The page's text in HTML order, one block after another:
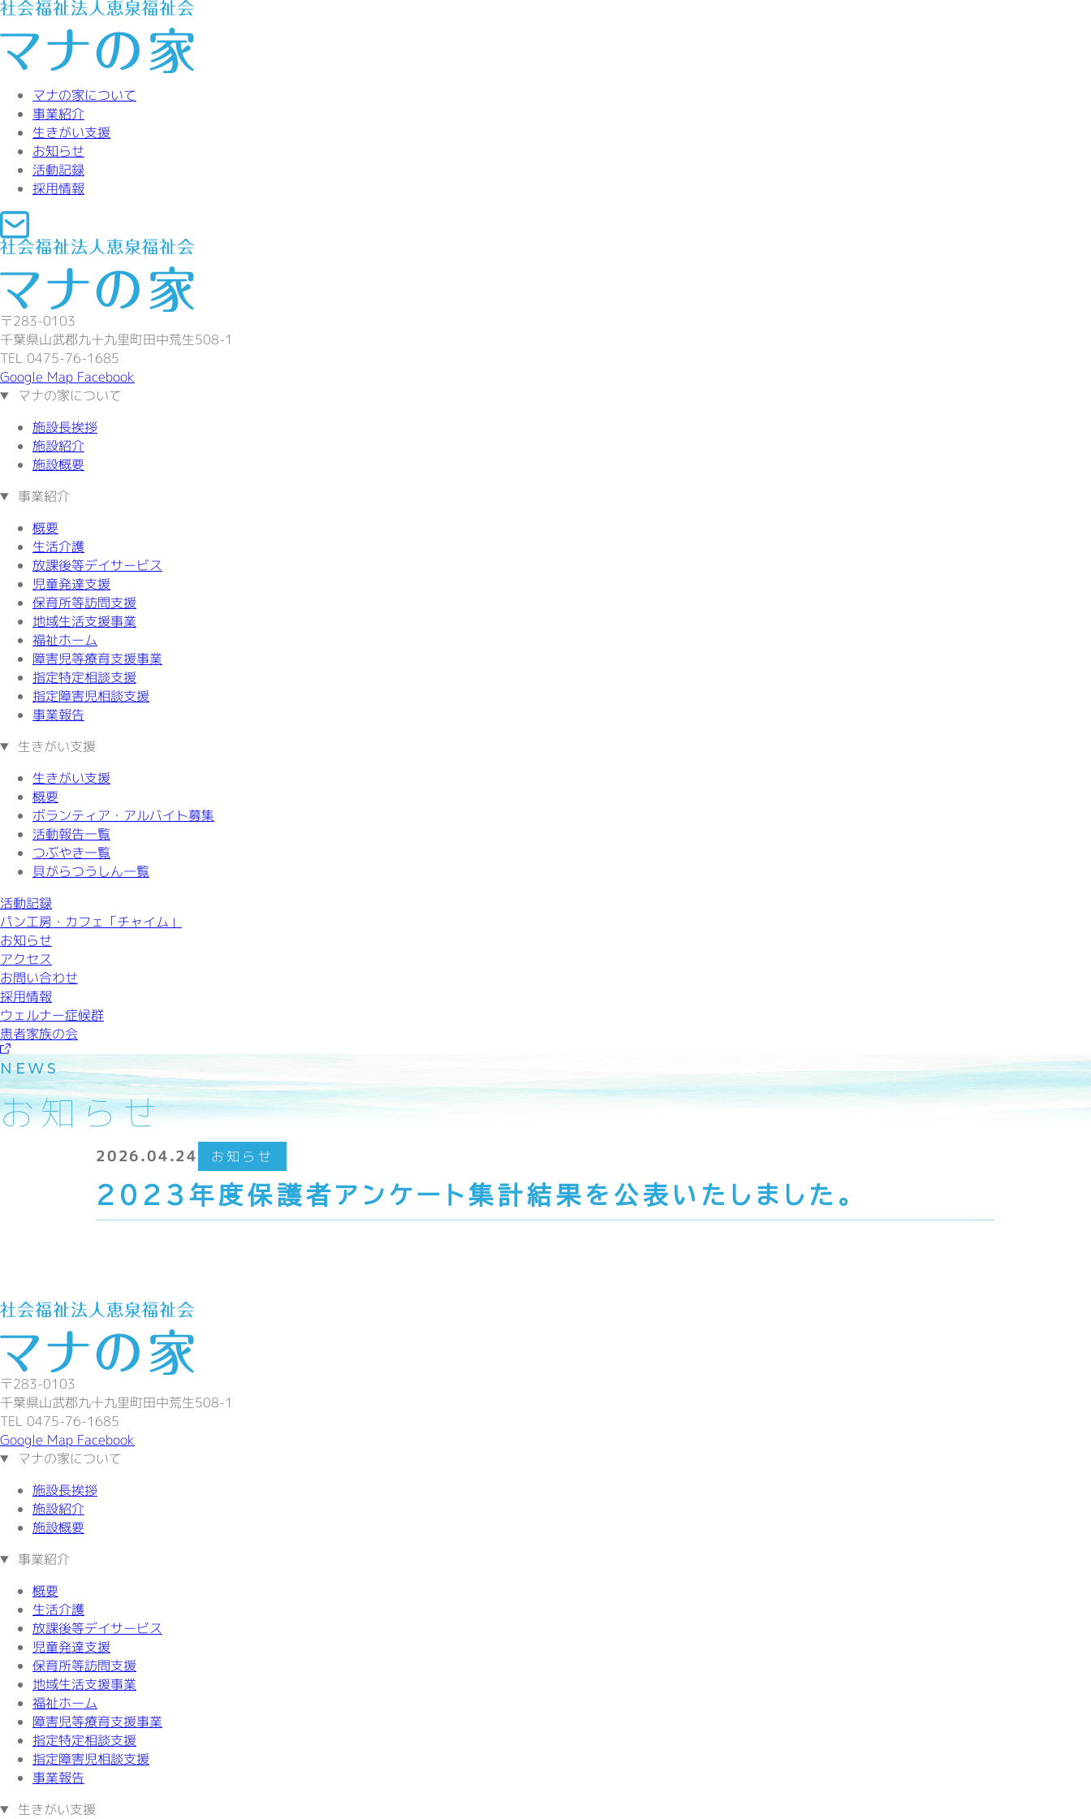
マナの家について
事業紹介
生きがい支援
お知らせ
活動記録
採用情報
〒283-0103
千葉県山武郡九十九里町田中荒生508-1
TEL 0475-76-1685
Google Map Facebook
マナの家について
施設長挨拶
施設紹介
施設概要
事業紹介
概要
生活介護
放課後等デイサービス
児童発達支援
保育所等訪問支援
地域生活支援事業
福祉ホーム
障害児等療育支援事業
指定特定相談支援
指定障害児相談支援
事業報告
生きがい支援
生きがい支援
概要
ボランティア・アルバイト募集
活動報告一覧
つぶやき一覧
貝がらつうしん一覧
活動記録
パン工房・カフェ「チャイム」
お知らせ
アクセス
お問い合わせ
採用情報
ウェルナー症候群
患者家族の会
NEWS
お知らせ
2026.04.24 お知らせ
2023年度保護者アンケート集計結果を公表いたしました。
〒283-0103
千葉県山武郡九十九里町田中荒生508-1
TEL 0475-76-1685
Google Map Facebook
マナの家について
施設長挨拶
施設紹介
施設概要
事業紹介
概要
生活介護
放課後等デイサービス
児童発達支援
保育所等訪問支援
地域生活支援事業
福祉ホーム
障害児等療育支援事業
指定特定相談支援
指定障害児相談支援
事業報告
生きがい支援